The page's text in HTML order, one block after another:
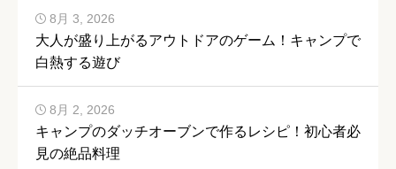
大人が盛り上がるアウトドアのゲーム！キャンプで
白熱する遊び
8月 3, 2026
キャンプのダッチオーブンで作るレシピ！初心者必
見の絶品料理
8月 2, 2026